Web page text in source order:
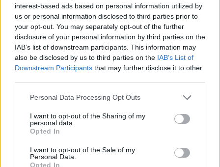
interest-based ads based on personal information utilized by
us or personal information disclosed to third parties prior to
your opt-out. You may separately opt-out of the further
disclosure of your personal information by third parties on the
IAB’s list of downstream participants. This information may
also be disclosed by us to third parties on the IAB’s List of
Downstream Participants that may further disclose it to other
Please note that this website/app uses one or more Google
not limited to your visit or usage behaviour. You may click to
grant or deny consent to Google and its third-party tags to
use your data for below specified purposes in below Google
consent section.
Personal Data Processing Opt Outs
I want to opt-out of the Sharing of my
personal data.
Opted In
I want to opt-out of the Sale of my
Personal Data.
Opted In
Nem szeretne lemaradni semmiről? Csak egy kattintás, és hírlevelünk a
legfrissebb információkkal és exkluzív tartalmakkal hétről hétre
postaládájába érkezik!
A Tisza kormány minisztere újabb nagy változásokról döntött
a közoktatásban – például az iskolaigazgatók visszakapják
Sok volt az igazolatlan hiányzás, Pócs János fizetéslevonást